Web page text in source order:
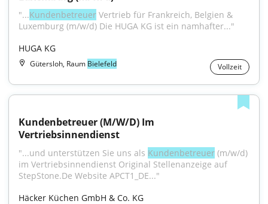
"...Kundenbetreuer Vertrieb für Frankreich, Belgien &
Luxemburg (m/w/d) Die HUGA KG ist ein namhafter..."
HUGA KG
Gütersloh, Raum Bielefeld Vollzeit
Kundenbetreuer (M/W/D) Im
Vertriebsinnendienst
"...und unterstützen Sie uns als Kundenbetreuer (m/w/d)
im Vertriebsinnendienst Original Stellenanzeige auf
StepStone.De Website APCT1_DE..."
Häcker Küchen GmbH & Co. KG